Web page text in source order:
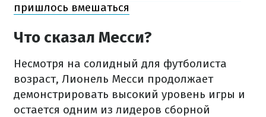
пришлось вмешаться
Что сказал Месси?
Несмотря на солидный для футболиста
возраст, Лионель Месси продолжает
демонстрировать высокий уровень игры и
остается одним из лидеров сборной